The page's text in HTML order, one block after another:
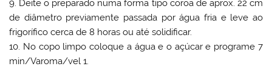
9. Deite o preparado numa forma tipo coroa de aprox. 22 cm
de diâmetro previamente passada por água fria e leve ao
frigorífico cerca de 8 horas ou até solidificar.
10. No copo limpo coloque a água e o açúcar e programe 7
min/Varoma/vel 1.